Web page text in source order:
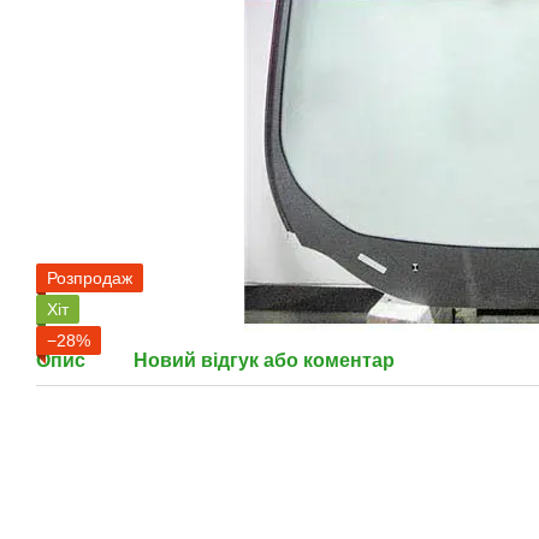
Розпродаж
Хіт
−28%
Опис Новий відгук або коментар